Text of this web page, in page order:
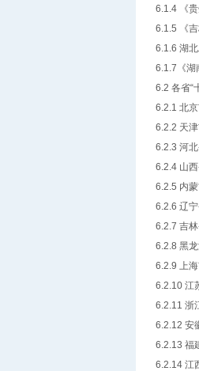
6.1.4 《
6.1.5 《
6.1.6 湖
6.1.7《湖
6.2 各省“
6.2.1 北
6.2.2 天
6.2.3 河
6.2.4 山
6.2.5 内
6.2.6 辽
6.2.7 吉
6.2.8 黑
6.2.9 上
6.2.10 江
6.2.11 浙
6.2.12 安
6.2.13 福
6.2.14 江